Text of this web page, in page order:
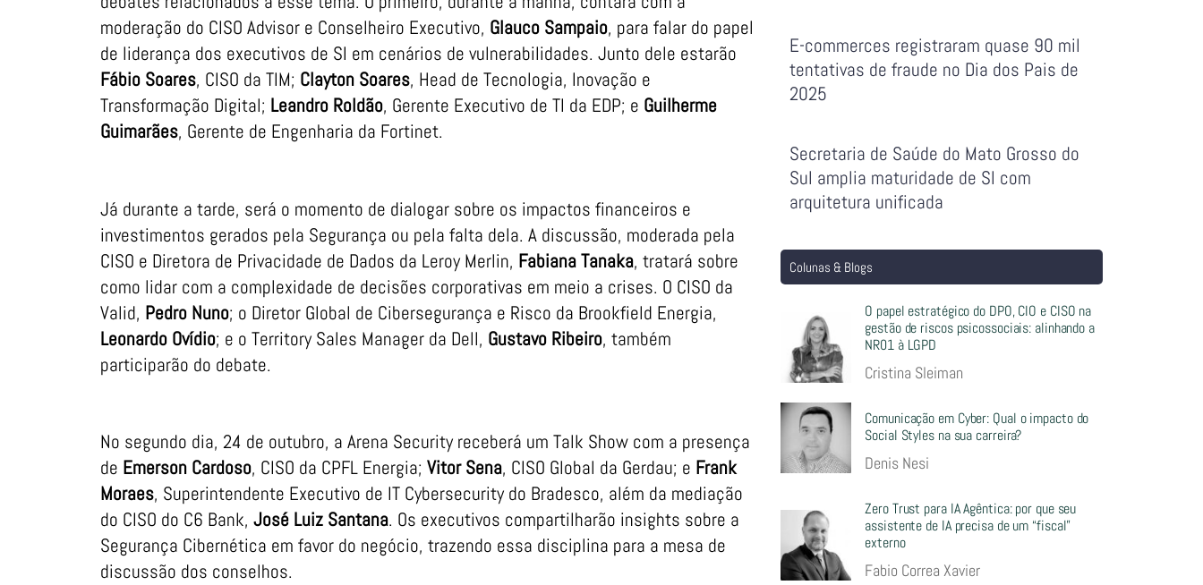
moderação do CISO Advisor e Conselheiro Executivo, Glauco Sampaio, para falar do papel
de liderança dos executivos de SI em cenários de vulnerabilidades. Junto dele estarão
Fábio Soares, CISO da TIM; Clayton Soares, Head de Tecnologia, Inovação e
Transformação Digital; Leandro Roldão, Gerente Executivo de TI da EDP; e Guilherme
Guimarães, Gerente de Engenharia da Fortinet.
Já durante a tarde, será o momento de dialogar sobre os impactos financeiros e
investimentos gerados pela Segurança ou pela falta dela. A discussão, moderada pela
CISO e Diretora de Privacidade de Dados da Leroy Merlin, Fabiana Tanaka, tratará sobre
como lidar com a complexidade de decisões corporativas em meio a crises. O CISO da
Valid, Pedro Nuno; o Diretor Global de Cibersegurança e Risco da Brookfield Energia,
Leonardo Ovídio; e o Territory Sales Manager da Dell, Gustavo Ribeiro, também
participarão do debate.
No segundo dia, 24 de outubro, a Arena Security receberá um Talk Show com a presença
de Emerson Cardoso, CISO da CPFL Energia; Vitor Sena, CISO Global da Gerdau; e Frank
Moraes, Superintendente Executivo de IT Cybersecurity do Bradesco, além da mediação
do CISO do C6 Bank, José Luiz Santana. Os executivos compartilharão insights sobre a
Segurança Cibernética em favor do negócio, trazendo essa disciplina para a mesa de
discussão dos conselhos.
E-commerces registraram quase 90 mil
tentativas de fraude no Dia dos Pais de
2025
Secretaria de Saúde do Mato Grosso do
Sul amplia maturidade de SI com
arquitetura unificada
Colunas & Blogs
O papel estratégico do DPO, CIO e CISO na
gestão de riscos psicossociais: alinhando a
NR01 à LGPD
Cristina Sleiman
Comunicação em Cyber: Qual o impacto do
Social Styles na sua carreira?
Denis Nesi
Zero Trust para IA Agêntica: por que seu
assistente de IA precisa de um “fiscal”
externo
Fabio Correa Xavier